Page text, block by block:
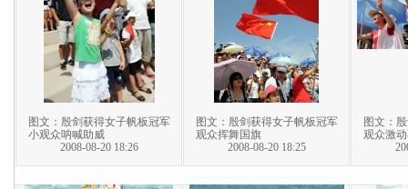
图文：殷剑获得女子帆板冠军
小观众呐喊助威
2008-08-20 18:26
图文：殷剑获得女子帆板冠军
观众挥舞国旗
2008-08-20 18:25
图文：
观众激